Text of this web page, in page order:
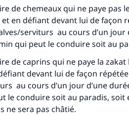
de chemeaux qui ne paye pas
en défiant devant lui de façon
serviturs au cours d’un jour
qui peut le conduire soit au
de caprins qui ne paye la
devant lui de façon répétée
au cours d’un jour d’une
le conduire soit au paradis, soit
ne sera pas châtié.
une différence
personnes grâce à
Aidez nous à apporter
Le Messager d'Allah
qui indique une bonne action
que celui qui